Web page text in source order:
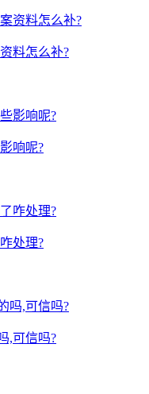
料怎么补?
响呢?
处理?
,可信吗?